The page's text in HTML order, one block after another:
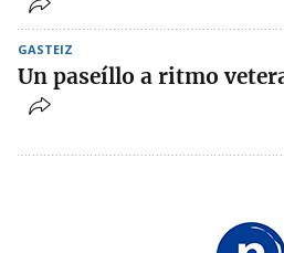
GASTEIZ
Un paseíllo a ritmo